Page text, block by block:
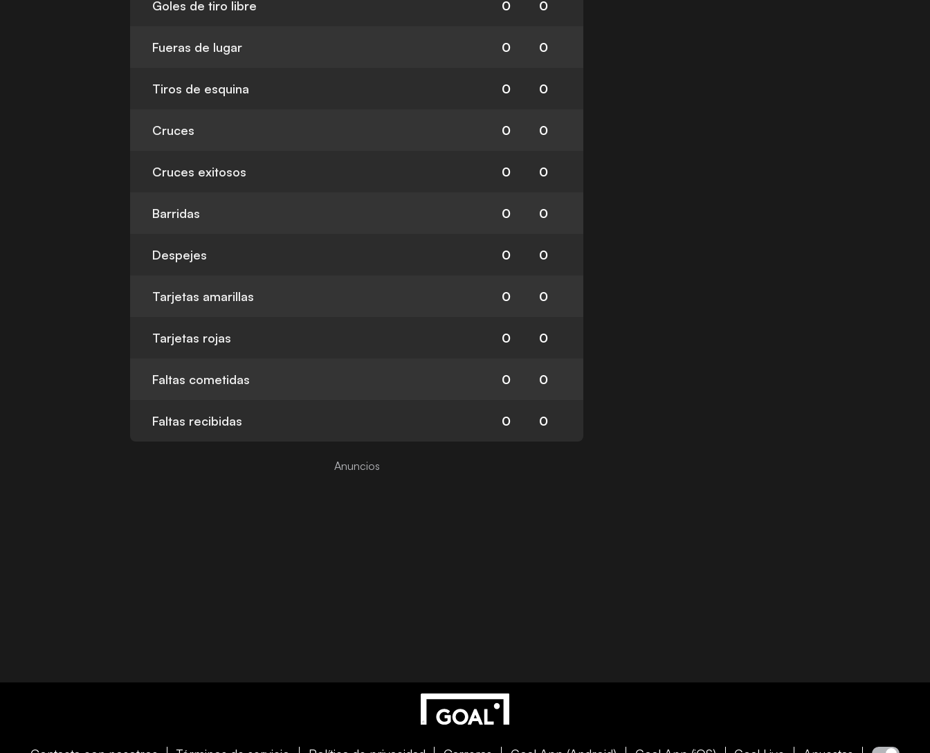
Goles de tiro libre 0 0
Fueras de lugar 0 0
Tiros de esquina 0 0
Cruces 0 0
Cruces exitosos 0 0
Barridas 0 0
Despejes 0 0
Tarjetas amarillas 0 0
Tarjetas rojas 0 0
Faltas cometidas 0 0
Faltas recibidas 0 0